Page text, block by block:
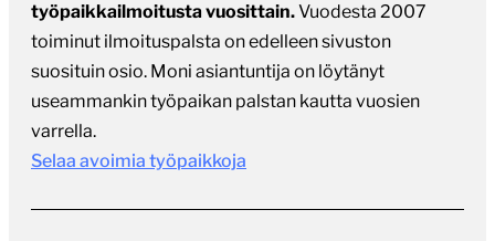
työpaikkailmoitusta vuosittain.Vuodesta 2007
toiminut ilmoituspalsta on edelleen sivuston
suosituin osio. Moni asiantuntija on löytänyt
useammankin työpaikan palstan kautta vuosien
varrella.
Selaa avoimia työpaikkoja